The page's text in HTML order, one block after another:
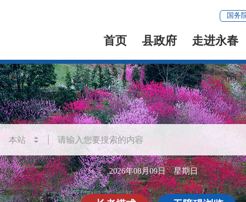
国务
首页 县政府 走进永春
2026年08月09日 星期日